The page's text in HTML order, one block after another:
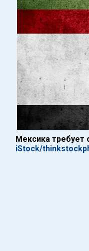
Мексика требует
iStock/